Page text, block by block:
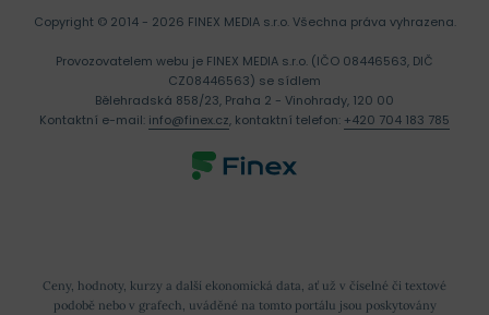
Ceny, hodnoty, kurzy a další ekonomická data, ať už v číselné či textové
podobě nebo v grafech, uváděné na tomto portálu jsou poskytovány
Copyright © 2014 - 2026 FINEX MEDIA s.r.o.Všechna práva vyhrazena.
Provozovatelem webu je FINEX MEDIA s.r.o. (IČO 08446563, DIČ
CZ08446563) se sídlem
Bělehradská 858/23, Praha 2 - Vinohrady, 120 00
Kontaktní e-mail: info@finex.cz, kontaktní telefon: +420 704 183 785